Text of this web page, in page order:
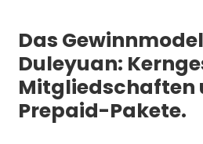
Das
Duleyuan:
Mitgliedschaften
Prepaid-Pakete.